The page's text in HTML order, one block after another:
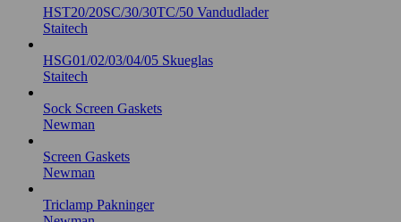
HST20/20SC/30/30TC/50 Vandudlader
Staitech
HSG01/02/03/04/05 Skueglas
Staitech
Sock Screen Gaskets
Newman
Screen Gaskets
Newman
Triclamp Pakninger